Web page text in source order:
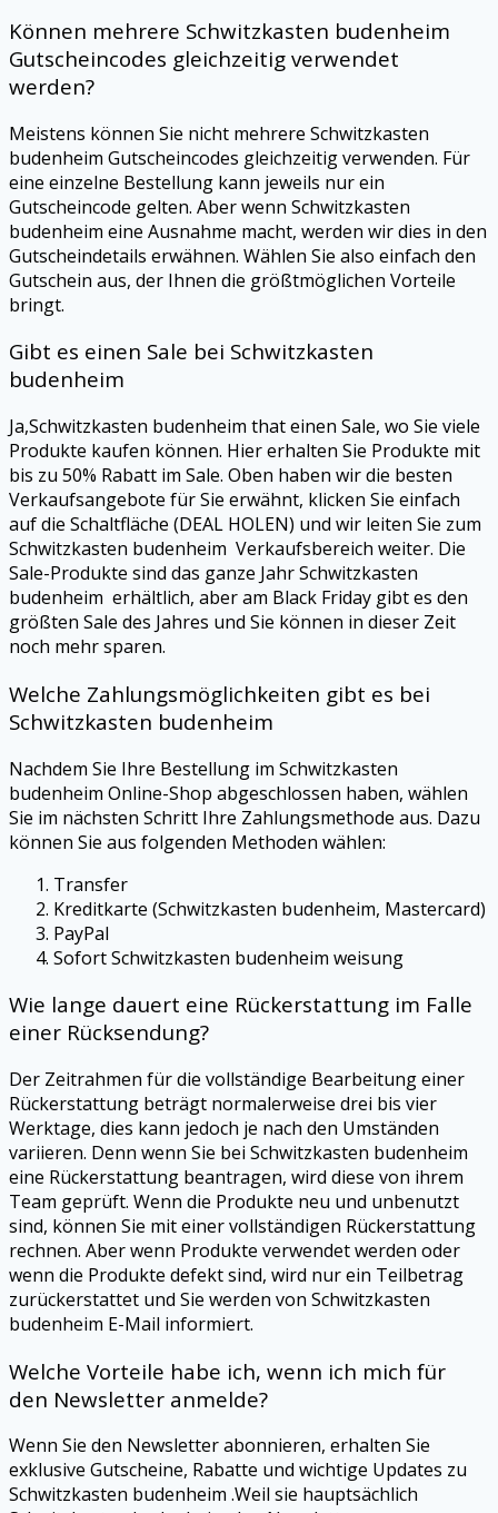
Können mehrere Schwitzkasten budenheim
Gutscheincodes gleichzeitig verwendet
werden?
Meistens können Sie nicht mehrere Schwitzkasten
budenheim Gutscheincodes gleichzeitig verwenden. Für
eine einzelne Bestellung kann jeweils nur ein
Gutscheincode gelten. Aber wenn Schwitzkasten
budenheim eine Ausnahme macht, werden wir dies in den
Gutscheindetails erwähnen. Wählen Sie also einfach den
Gutschein aus, der Ihnen die größtmöglichen Vorteile
bringt.
Gibt es einen Sale bei Schwitzkasten
budenheim
Ja,Schwitzkasten budenheim that einen Sale, wo Sie viele
Produkte kaufen können. Hier erhalten Sie Produkte mit
bis zu 50% Rabatt im Sale. Oben haben wir die besten
Verkaufsangebote für Sie erwähnt, klicken Sie einfach
auf die Schaltfläche (DEAL HOLEN) und wir leiten Sie zum
Schwitzkasten budenheim Verkaufsbereich weiter. Die
Sale-Produkte sind das ganze Jahr Schwitzkasten
budenheim erhältlich, aber am Black Friday gibt es den
größten Sale des Jahres und Sie können in dieser Zeit
noch mehr sparen.
Welche Zahlungsmöglichkeiten gibt es bei
Schwitzkasten budenheim
Nachdem Sie Ihre Bestellung im Schwitzkasten
budenheim Online-Shop abgeschlossen haben, wählen
Sie im nächsten Schritt Ihre Zahlungsmethode aus. Dazu
können Sie aus folgenden Methoden wählen:
Transfer
Kreditkarte (Schwitzkasten budenheim, Mastercard)
PayPal
Sofort Schwitzkasten budenheim weisung
Wie lange dauert eine Rückerstattung im Falle
einer Rücksendung?
Der Zeitrahmen für die vollständige Bearbeitung einer
Rückerstattung beträgt normalerweise drei bis vier
Werktage, dies kann jedoch je nach den Umständen
variieren. Denn wenn Sie bei Schwitzkasten budenheim
eine Rückerstattung beantragen, wird diese von ihrem
Team geprüft. Wenn die Produkte neu und unbenutzt
sind, können Sie mit einer vollständigen Rückerstattung
rechnen. Aber wenn Produkte verwendet werden oder
wenn die Produkte defekt sind, wird nur ein Teilbetrag
zurückerstattet und Sie werden von Schwitzkasten
budenheim E-Mail informiert.
Welche Vorteile habe ich, wenn ich mich für
den Newsletter anmelde?
Wenn Sie den Newsletter abonnieren, erhalten Sie
exklusive Gutscheine, Rabatte und wichtige Updates zu
Schwitzkasten budenheim .Weil sie hauptsächlich